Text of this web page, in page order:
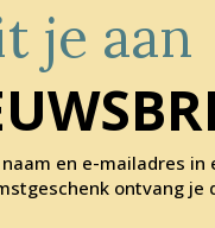
je aan
en e-mailadres
ontvang je